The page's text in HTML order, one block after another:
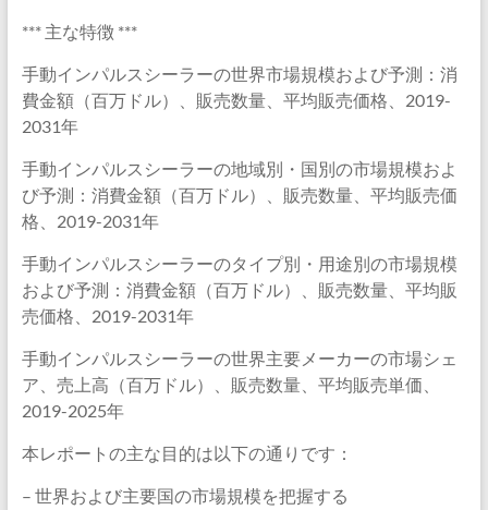
*** 主な特徴 ***
手動インパルスシーラーの世界市場規模および予測：消
費金額（百万ドル）、販売数量、平均販売価格、2019-
2031年
手動インパルスシーラーの地域別・国別の市場規模およ
び予測：消費金額（百万ドル）、販売数量、平均販売価
格、2019-2031年
手動インパルスシーラーのタイプ別・用途別の市場規模
および予測：消費金額（百万ドル）、販売数量、平均販
売価格、2019-2031年
手動インパルスシーラーの世界主要メーカーの市場シェ
ア、売上高（百万ドル）、販売数量、平均販売単価、
2019-2025年
本レポートの主な目的は以下の通りです：
– 世界および主要国の市場規模を把握する